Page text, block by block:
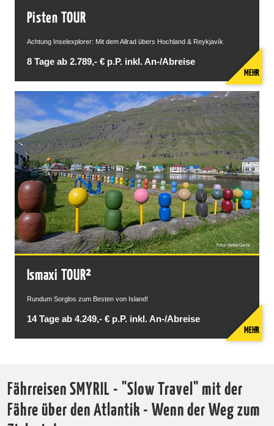
Pisten TOUR
Achtung Inselexplorer: Mit dem Allrad übers Hochland & Reykjavík
8 Tage ab 2.789,- € p.P. inkl. An-/Abreise
MEHR
Ismaxi TOUR²
Rundum Sorglos zum Besten von Island!
14 Tage ab 4.249,- € p.P. inkl. An-/Abreise
MEHR
Fährreisen SMYRIL - "Slow Travel" mit der
Fähre über den Atlantik - Wenn der Weg zum